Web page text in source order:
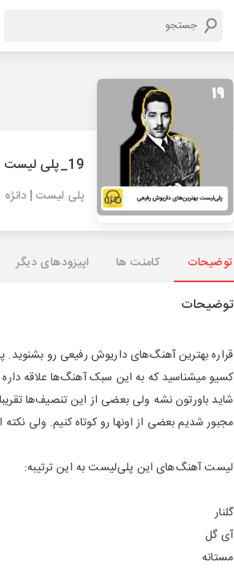
19_پلی لیست داریوش رفیعی
پلی لیست | دانژه
توضیحات کامنت ها اپیزودهای دیگر
توضیحات
کسیو میشناسید که به این سبک آهنگ‌ها علاقه داره
مجبور شدیم بعضی از اونها رو کوتاه کنیم. ولی نکته
لیست آهنگ‌های این پلی‌لیست به این ترتیبه:
گلنار
آی گل
مستانه